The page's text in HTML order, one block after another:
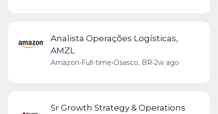
Analista Operações Logísticas,
AMZL
Amazon•Full-time•Osasco, BR•2w ago
Sr Growth Strategy & Operations